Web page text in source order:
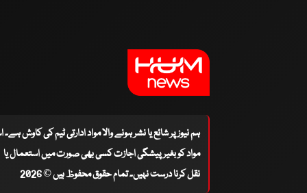
ہم نیوز پر شائع یا نشر ہونے والا مواد ادارتی ٹیم کی کاوش
مواد کو بغیر پیشگی اجازت کسی بھی صورت میں استعمال یا
نقل کرنا درست نہیں۔ تمام حقوق محفوظ ہیں © 2026